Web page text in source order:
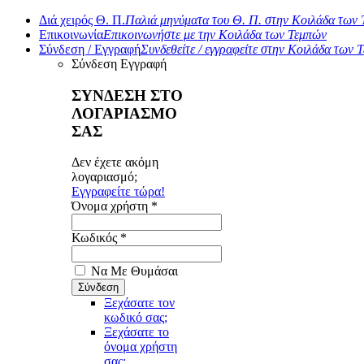
Διά χειρός Θ. Π.Παλιά μηνύματα του Θ. Π. στην Κοιλάδα των
ΕπικοινωνίαΕπικοινωνήστε με την Κοιλάδα των Τεμπών
Σύνδεση / ΕγγραφήΣυνδεθείτε / εγγραφείτε στην Κοιλάδα των
Σύνδεση Εγγραφή
ΣΥΝΔΕΣΗ ΣΤΟ
ΛΟΓΑΡΙΑΣΜΟ
ΣΑΣ
Δεν έχετε ακόμη
λογαριασμό;
Εγγραφείτε τώρα!
Όνομα χρήστη *
Κωδικός *
Να Με Θυμάσαι
Ξεχάσατε τον
κωδικό σας;
Ξεχάσατε το
όνομα χρήστη